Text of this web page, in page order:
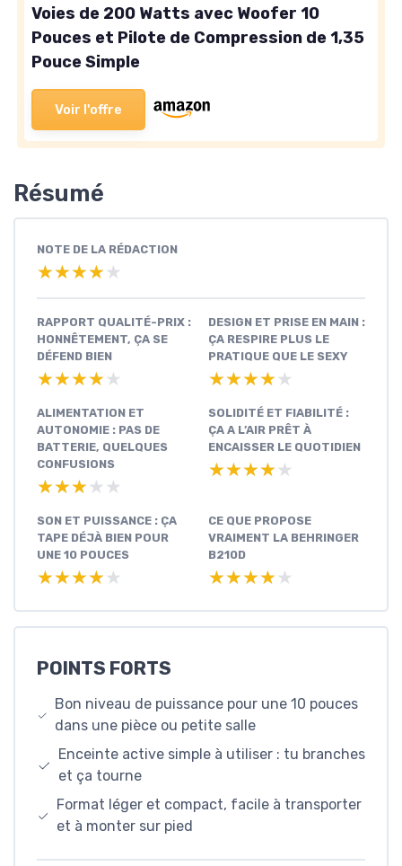
Voies de 200 Watts avec Woofer 10
Pouces et Pilote de Compression de 1,35
Pouce Simple
Voir l'offre
Résumé
NOTE DE LA RÉDACTION
★★★★★
★★★★★
RAPPORT QUALITÉ-PRIX :
HONNÊTEMENT, ÇA SE
DÉFEND BIEN
★★★★★
★★★★★
DESIGN ET PRISE EN MAIN :
ÇA RESPIRE PLUS LE
PRATIQUE QUE LE SEXY
★★★★★
★★★★★
ALIMENTATION ET
AUTONOMIE : PAS DE
BATTERIE, QUELQUES
CONFUSIONS
★★★★★
★★★★★
SOLIDITÉ ET FIABILITÉ :
ÇA A L’AIR PRÊT À
ENCAISSER LE QUOTIDIEN
★★★★★
★★★★★
SON ET PUISSANCE : ÇA
TAPE DÉJÀ BIEN POUR
UNE 10 POUCES
★★★★★
★★★★★
CE QUE PROPOSE
VRAIMENT LA BEHRINGER
B210D
★★★★★
★★★★★
POINTS FORTS
Bon niveau de puissance pour une 10 pouces
dans une pièce ou petite salle
Enceinte active simple à utiliser : tu branches
et ça tourne
Format léger et compact, facile à transporter
et à monter sur pied